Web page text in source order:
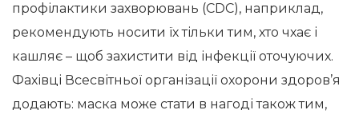
профілактики захворювань (CDC), наприклад,
рекомендують носити їх тільки тим, хто чхає і
кашляє – щоб захистити від інфекції оточуючих.
Фахівці Всесвітньої організації охорони здоров’я
додають: маска може стати в нагоді також тим,